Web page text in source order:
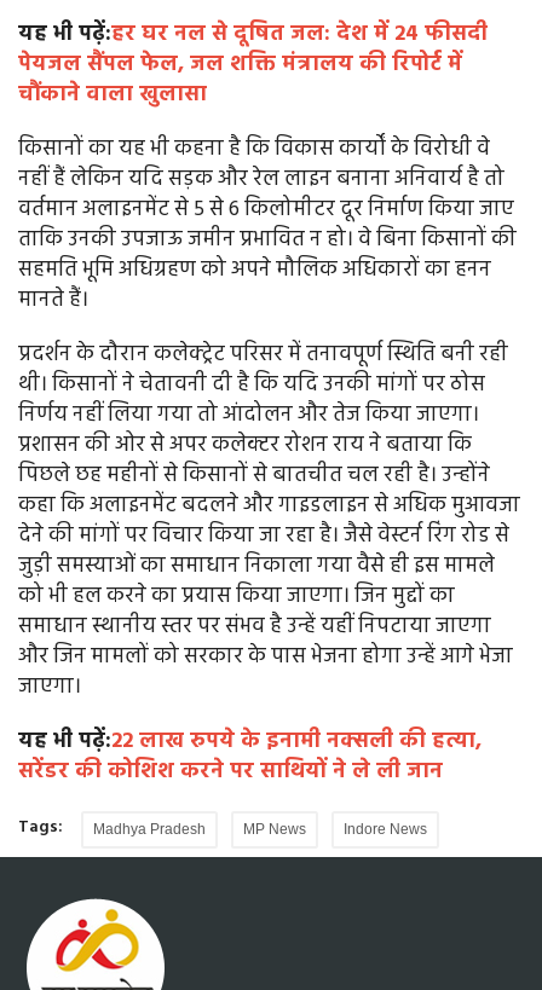
यह भी पढ़ें:हर घर नल से दूषित जल: देश में 24 फीसदी
पेयजल सैंपल फेल, जल शक्ति मंत्रालय की रिपोर्ट में
चौंकाने वाला खुलासा
किसानों का यह भी कहना है कि विकास कार्यों के विरोधी वे
नहीं हैं लेकिन यदि सड़क और रेल लाइन बनाना अनिवार्य है तो
वर्तमान अलाइनमेंट से 5 से 6 किलोमीटर दूर निर्माण किया जाए
ताकि उनकी उपजाऊ जमीन प्रभावित न हो। वे बिना किसानों की
सहमति भूमि अधिग्रहण को अपने मौलिक अधिकारों का हनन
मानते हैं।
प्रदर्शन के दौरान कलेक्ट्रेट परिसर में तनावपूर्ण स्थिति बनी रही
थी। किसानों ने चेतावनी दी है कि यदि उनकी मांगों पर ठोस
निर्णय नहीं लिया गया तो आंदोलन और तेज किया जाएगा।
प्रशासन की ओर से अपर कलेक्टर रोशन राय ने बताया कि
पिछले छह महीनों से किसानों से बातचीत चल रही है। उन्होंने
कहा कि अलाइनमेंट बदलने और गाइडलाइन से अधिक मुआवजा
देने की मांगों पर विचार किया जा रहा है। जैसे वेस्टर्न रिंग रोड से
जुड़ी समस्याओं का समाधान निकाला गया वैसे ही इस मामले
को भी हल करने का प्रयास किया जाएगा। जिन मुद्दों का
समाधान स्थानीय स्तर पर संभव है उन्हें यहीं निपटाया जाएगा
और जिन मामलों को सरकार के पास भेजना होगा उन्हें आगे भेजा
जाएगा।
यह भी पढ़ें:22 लाख रुपये के इनामी नक्सली की हत्या,
सरेंडर की कोशिश करने पर साथियों ने ले ली जान
Tags: Madhya Pradesh MP News Indore News